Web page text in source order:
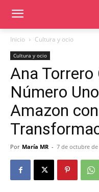
Inicio Cultura y ocio
Cultura y ocio
Ana Torrero
Número
Amazon
Por María MR - 7 de octubre de